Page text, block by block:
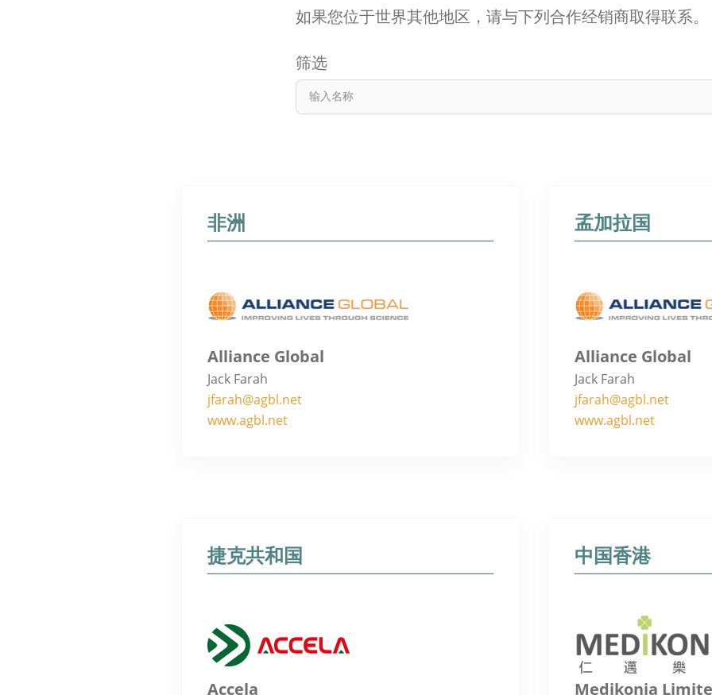
如果您位于世界其他地区，请与下列合作经销商取得联系。
筛选
非洲
Alliance Global
Jack Farah
jfarah@agbl.net
www.agbl.net
孟加拉国
Alliance Global
Jack Farah
jfarah@agbl.net
www.agbl.net
捷克共和国
Accela
中国香港
Medikonia